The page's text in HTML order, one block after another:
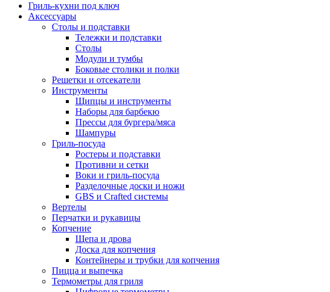
Гриль-кухни под ключ
Аксессуары
Столы и подставки
Тележки и подставки
Столы
Модули и тумбы
Боковые столики и полки
Решетки и отсекатели
Инструменты
Щипцы и инструменты
Наборы для барбекю
Прессы для бургера/мяса
Шампуры
Гриль-посуда
Ростеры и подставки
Противни и сетки
Воки и гриль-посуда
Разделочные доски и ножи
GBS и Crafted системы
Вертелы
Перчатки и рукавицы
Копчение
Щепа и дрова
Доска для копчения
Контейнеры и трубки для копчения
Пицца и выпечка
Термометры для гриля